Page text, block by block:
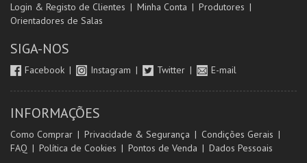
Login & Registo de Clientes Minha Conta
Produtores
Orientadores de Salas
SIGA-NOS
Facebook Instagram Twitter E-mail
INFORMAÇÕES
Como Comprar Privacidade & Segurança
Condições Gerais
FAQ
Política de Cookies Pontos de Venda Dados Pessoais